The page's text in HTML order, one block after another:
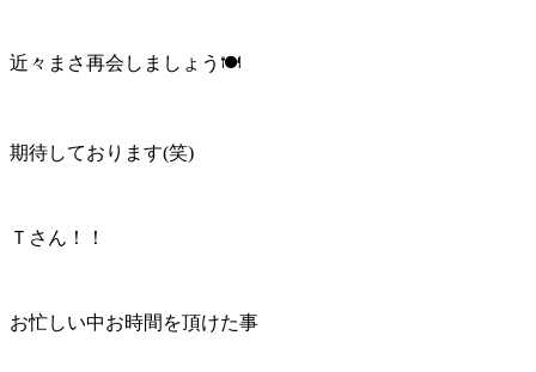
近々まさ再会しましょう🍽
期待しております(笑)
Ｔさん！！
お忙しい中お時間を頂けた事